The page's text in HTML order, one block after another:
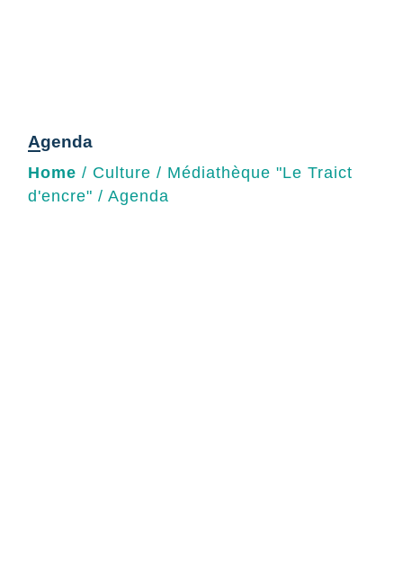
Agenda
Home / Culture / Médiathèque "Le Traict
d'encre" / Agenda